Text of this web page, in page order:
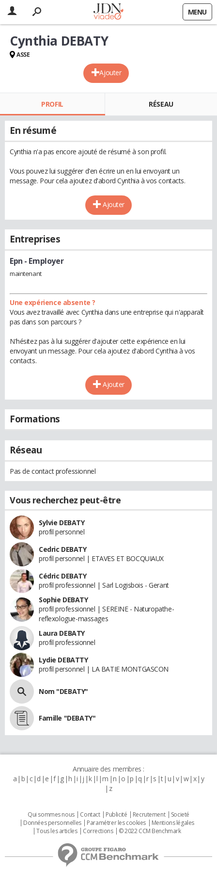
MENU
Ajouter
Cynthia DEBATY
ASSE
PROFIL RÉSEAU
En résumé
Cynthia n'a pas encore ajouté de résumé à son profil.
Vous pouvez lui suggérer d'en écrire un en lui envoyant un
message. Pour cela ajoutez d'abord Cynthia à vos contacts.
Ajouter
Entreprises
Epn - Employer
maintenant
Une expérience absente ?
Vous avez travaillé avec Cynthia dans une entreprise qui n'apparaît
pas dans son parcours ?
N'hésitez pas à lui suggérer d'ajouter cette expérience en lui
envoyant un message. Pour cela ajoutez d'abord Cynthia à vos
contacts.
Ajouter
Formations
Réseau
Pas de contact professionnel
Vous recherchez peut-être
Sylvie DEBATY
profil personnel
Cedric DEBATY
profil personnel | ETAVES ET BOCQUIAUX
Cédric DEBATY
profil professionnel | Sarl Logisbois - Gerant
Sophie DEBATY
profil professionnel | SEREINE - Naturopathe-
reflexologue-massages
Laura DEBATY
profil professionnel
Lydie DEBATTY
profil personnel | LA BATIE MONTGASCON
Nom "DEBATY"
Famille "DEBATY"
Annuaire des membres :
a b c d e f g h i j k l m n o p q r s t u v w x y
z
Qui sommes nous Contact Publicité Recrutement
Societé
Données personnelles
Paramétrer les cookies
Mentions légales
Tous les articles
Corrections © 2022 CCM Benchmark